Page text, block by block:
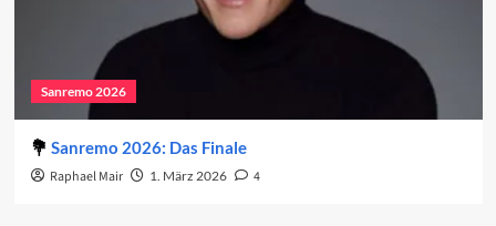
Sanremo 2026
Sanremo 2026: Das Finale
Raphael Mair 1. März 2026 4